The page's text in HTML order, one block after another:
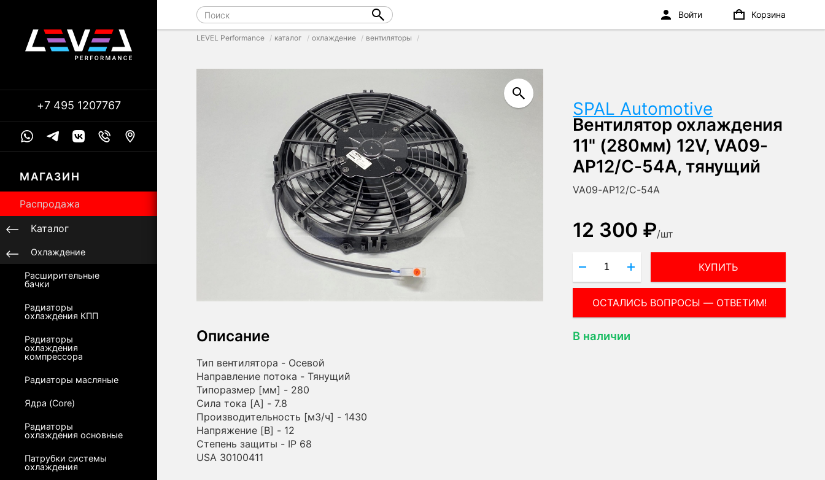
LEVEL Performance каталог охлаждение вентиляторы
SPAL Automotive
Вентилятор охлаждения
11" (280мм) 12V, VA09-
AP12/C-54A, тянущий
VA09-AP12/C-54A
12 300 ₽/шт
КУПИТЬ
ВОПРОС МЕНЕДЖЕРУ!
В наличии
Описание
Тип вентилятора - Осевой
Направление потока - Тянущий
Типоразмер [мм] - 280
Сила тока [A] - 7.8
Производительность [м3/ч] - 1430
Напряжение [В] - 12
Степень защиты - IP 68
USA 30100411
+7 495 1207767
МАГАЗИН
Распродажа
Каталог
Охлаждение
Расширительные
бачки
Радиаторы
охлаждения КПП
Радиаторы
охлаждения
компрессора
Радиаторы масляные
Ядра (Core)
Радиаторы
охлаждения основные
Патрубки системы
охлаждения
Войти Корзина